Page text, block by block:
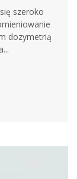
szeroko
dozymetrią